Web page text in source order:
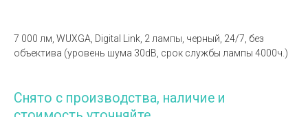
7 000 лм, WUXGA, Digital Link, 2 лампы, черный, 24/7, без
объектива (уровень шума 30dB, срок службы лампы 4000ч.)
Снято с производства, наличие и